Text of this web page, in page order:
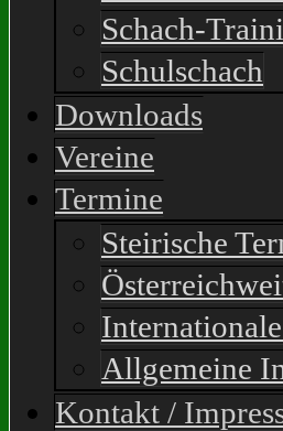
Schach-
Schulschach
Downloads
Vereine
Termine
Steirische
Allgemeine
Kontakt /